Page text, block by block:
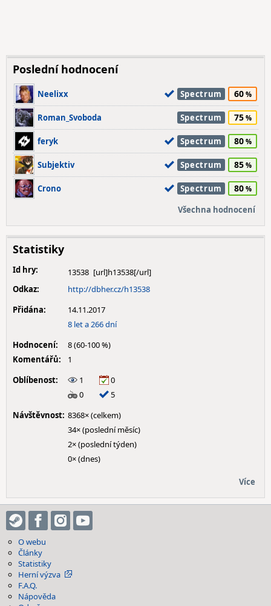
Poslední hodnocení
Neelixx Spectrum 60
Roman_Svoboda Spectrum 75
feryk Spectrum 80
Subjektiv Spectrum 85
Crono Spectrum 80
Všechna hodnocení
Statistiky
Id hry:
13538
Odkaz:
http://dbher.cz/h13538
Přidána:
14.11.2017
8 let a 266 dní
Hodnocení:
8 (60-100 %)
Komentářů:
1
Oblíbenost:
1
0
0
5
Návštěvnost: 8368× (celkem)
34× (poslední měsíc)
2× (poslední týden)
0× (dnes)
Více
O webu
Články
Statistiky
Herní výzva
F.A.Q.
Nápověda